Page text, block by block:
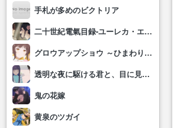
手札が多めのビクトリア
二十世紀電氣目録-ユーレカ・エヴリカ-
グロウアップショウ ～ひまわりのサーカス団～
透明な夜に駆ける君と、目に見えない恋をした。
鬼の花嫁
黄泉のツガイ